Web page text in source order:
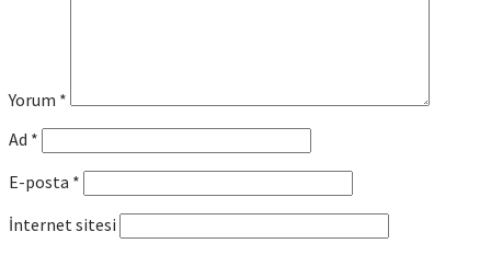
Yorum *
Ad *
E-posta *
İnternet sitesi